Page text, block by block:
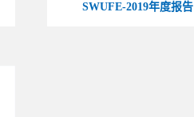
SWUFE-2019年度报告